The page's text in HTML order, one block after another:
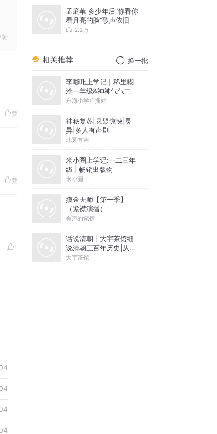
赞
赞
赞
1
孟庭苇 多少年后“你看你
看月亮的脸”歌声依旧
2.2万
相关推荐 换一批
李哪吒上学记｜稀里糊
涂一年级&神神气气二年
级
东海小学广播站
神秘复苏|悬疑惊悚|灵
异|多人有声剧
北冥有声
米小圈上学记:一二三年
级 | 畅销出版物
米小圈
摸金天师【第一季】
（紫襟演播）
有声的紫襟
话说清朝丨大宇茶馆细
说清朝三百年历史|从努
尔哈赤到末代皇帝溥仪|
大宇茶馆